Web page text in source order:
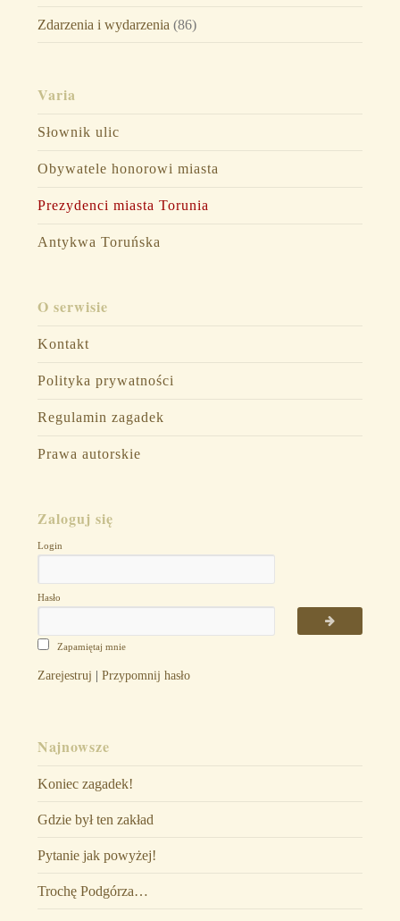
Zdarzenia i wydarzenia (86)
Varia
Słownik ulic
Obywatele honorowi miasta
Prezydenci miasta Torunia
Antykwa Toruńska
O serwisie
Kontakt
Polityka prywatności
Regulamin zagadek
Prawa autorskie
Zaloguj się
Login
Hasło
Zapamiętaj mnie
Zarejestruj | Przypomnij hasło
Najnowsze
Koniec zagadek!
Gdzie był ten zakład
Pytanie jak powyżej!
Trochę Podgórza…